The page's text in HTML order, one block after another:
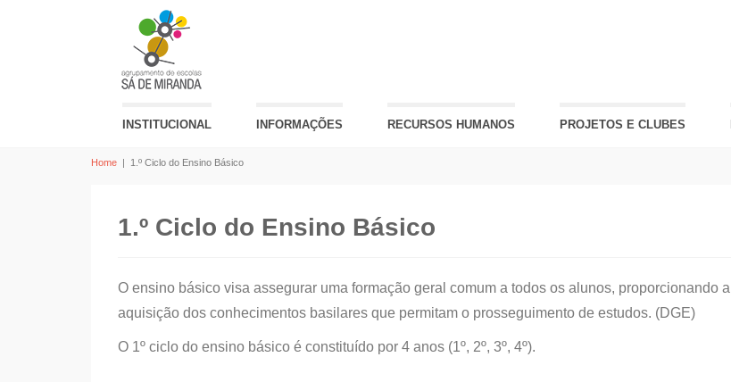
INSTITUCIONAL INFORMAÇÕES RECURSOS HUMANOS PROJETOS E CLUBES
Home | 1.º Ciclo do Ensino Básico
1.º Ciclo do Ensino Básico
O ensino básico visa assegurar uma formação geral comum a todos os alunos, proporcionando a
aquisição dos conhecimentos basilares que permitam o prosseguimento de estudos. (DGE)
O 1º ciclo do ensino básico é constituído por 4 anos (1º, 2º, 3º, 4º).